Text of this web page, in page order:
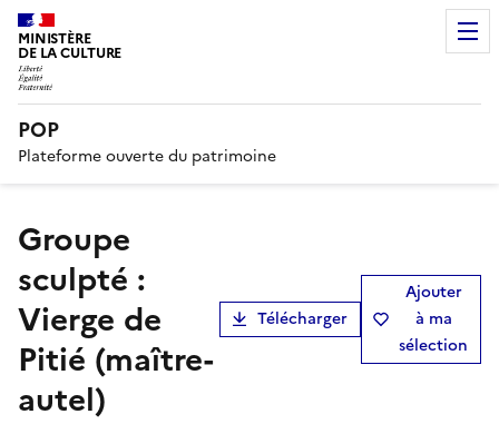
MINISTÈRE
DE LA CULTURE
POP
Plateforme ouverte du patrimoine
groupe
sculpté :
Vierge de
Pitié (maître-
autel)
Télécharger
Ajouter
à ma
sélection